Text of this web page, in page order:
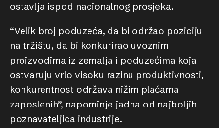
ostavlja ispod nacionalnog prosjeka.
“Velik broj poduzeća, da bi održao poziciju
na tržištu, da bi konkurirao uvoznim
proizvodima iz zemalja i poduzećima koja
ostvaruju vrlo visoku razinu produktivnosti,
konkurentnost održava nižim plaćama
zaposlenih”, napominje jadna od najboljih
poznavateljica industrije.